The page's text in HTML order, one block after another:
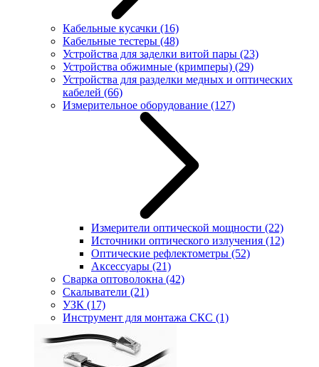
Кабельные кусачки (16)
Кабельные тестеры (48)
Устройства для заделки витой пары (23)
Устройства обжимные (кримперы) (29)
Устройства для разделки медных и оптических
кабелей (66)
Измерительное оборудование (127)
Измерители оптической мощности (22)
Источники оптического излучения (12)
Оптические рефлектометры (52)
Аксессуары (21)
Сварка оптоволокна (42)
Скалыватели (21)
УЗК (17)
Инструмент для монтажа СКС (1)